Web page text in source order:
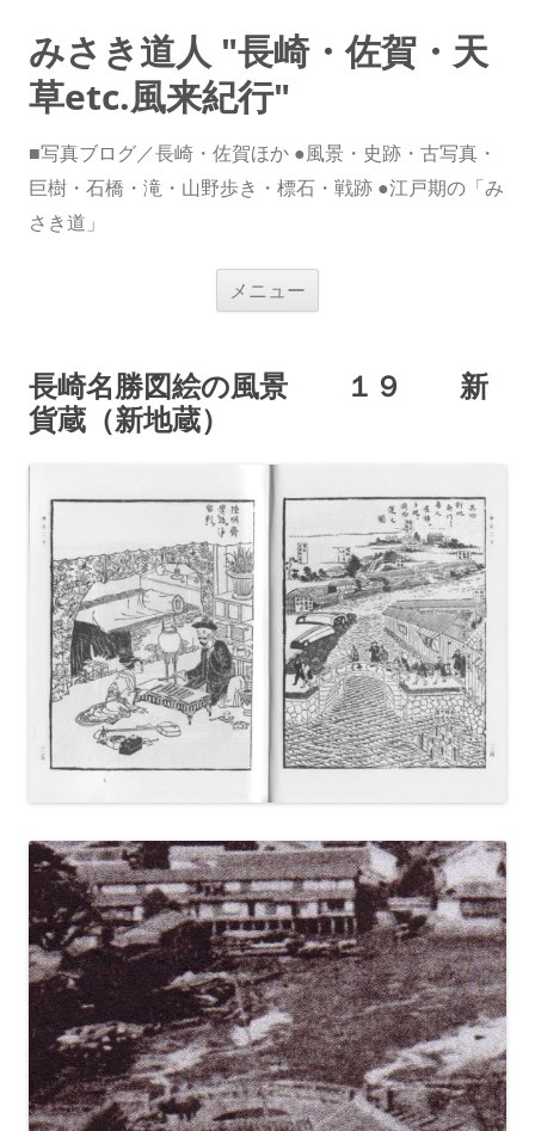
みさき道人 "長崎・佐賀・天
草etc.風来紀行"
■写真ブログ／長崎・佐賀ほか ●風景・史跡・古写真・
巨樹・石橋・滝・山野歩き・標石・戦跡 ●江戸期の「み
さき道」
メニュー
長崎名勝図絵の風景 １９ 新
貨蔵（新地蔵）